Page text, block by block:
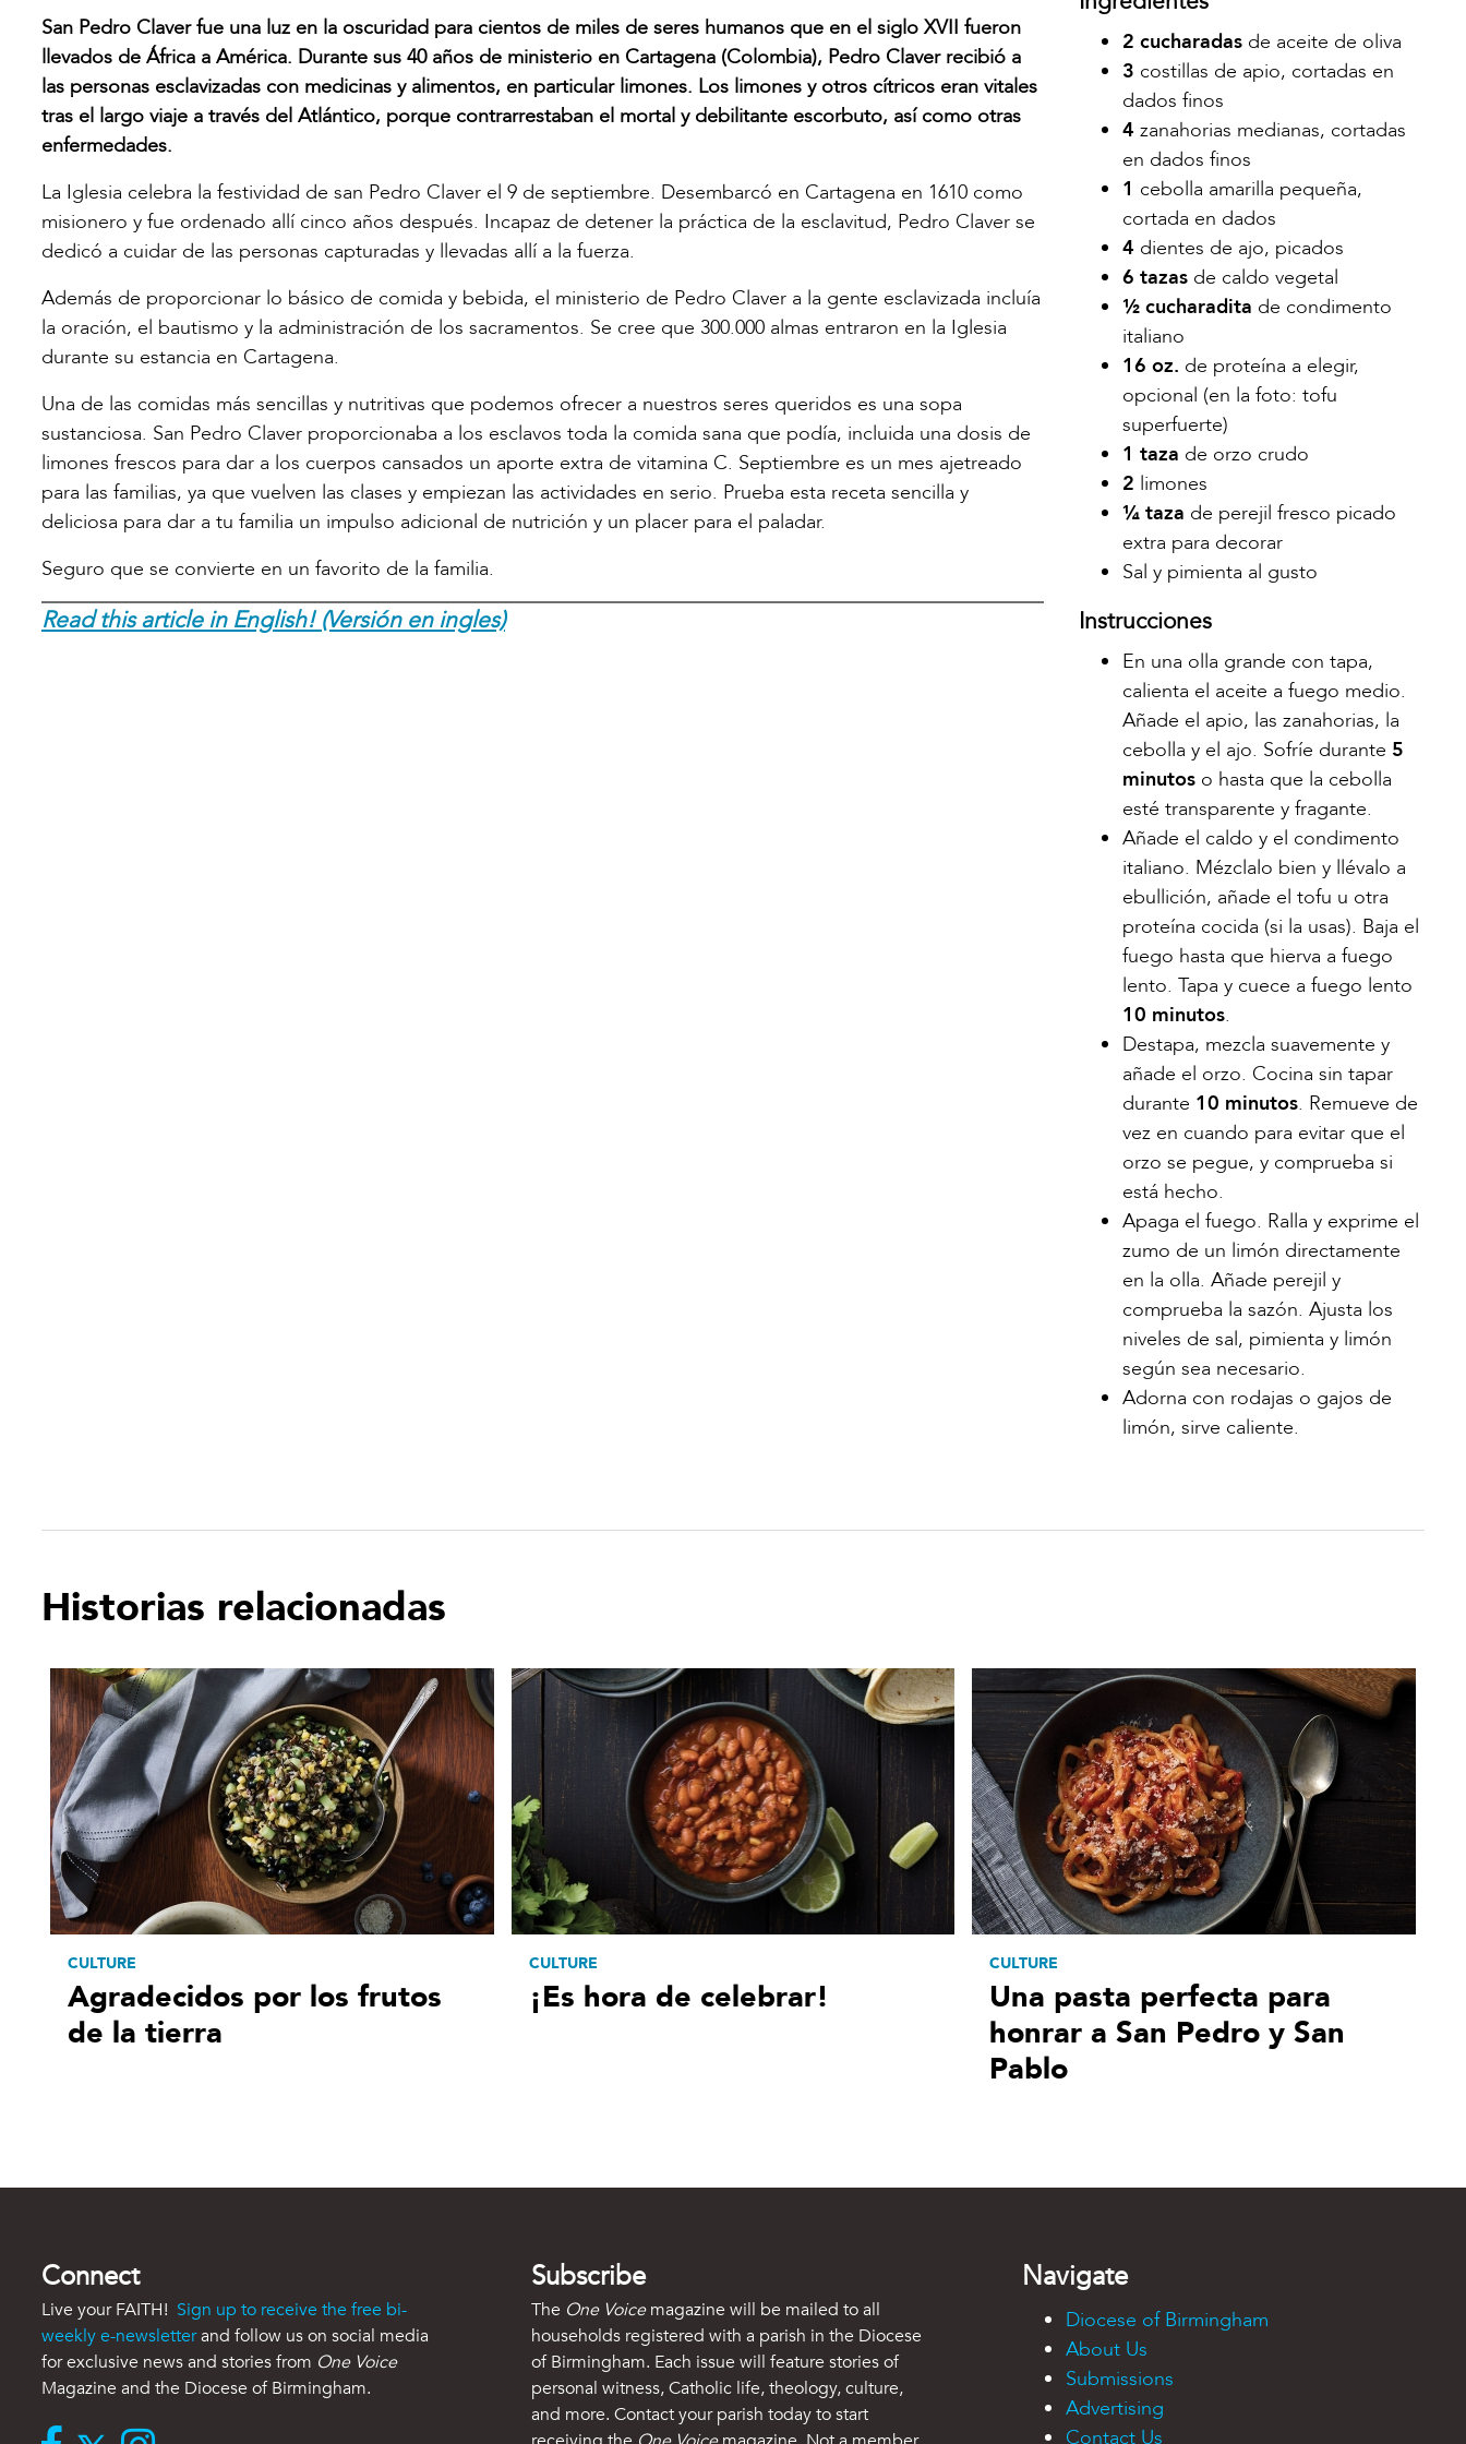
San Pedro Claver fue una luz en la oscuridad para cientos de miles de seres humanos que en el siglo XVII fueron
llevados de África a América. Durante sus 40 años de ministerio en Cartagena (Colombia), Pedro Claver recibió a
las personas esclavizadas con medicinas y alimentos, en particular limones. Los limones y otros cítricos eran vitales
tras el largo viaje a través del Atlántico, porque contrarrestaban el mortal y debilitante escorbuto, así como otras
enfermedades.
La Iglesia celebra la festividad de san Pedro Claver el 9 de septiembre. Desembarcó en Cartagena en 1610 como
misionero y fue ordenado allí cinco años después. Incapaz de detener la práctica de la esclavitud, Pedro Claver se
dedicó a cuidar de las personas capturadas y llevadas allí a la fuerza.
Además de proporcionar lo básico de comida y bebida, el ministerio de Pedro Claver a la gente esclavizada incluía
la oración, el bautismo y la administración de los sacramentos. Se cree que 300.000 almas entraron en la Iglesia
durante su estancia en Cartagena.
Una de las comidas más sencillas y nutritivas que podemos ofrecer a nuestros seres queridos es una sopa
sustanciosa. San Pedro Claver proporcionaba a los esclavos toda la comida sana que podía, incluida una dosis de
limones frescos para dar a los cuerpos cansados un aporte extra de vitamina C. Septiembre es un mes ajetreado
para las familias, ya que vuelven las clases y empiezan las actividades en serio. Prueba esta receta sencilla y
deliciosa para dar a tu familia un impulso adicional de nutrición y un placer para el paladar.
Seguro que se convierte en un favorito de la familia.
Read this article in English! (Versión en ingles)
2 cucharadas de aceite de oliva
3 costillas de apio, cortadas en
dados finos
4 zanahorias medianas, cortadas
en dados finos
1 cebolla amarilla pequeña,
cortada en dados
4 dientes de ajo, picados
6 tazas de caldo vegetal
½ cucharadita de condimento
italiano
16 oz. de proteína a elegir,
opcional (en la foto: tofu
superfuerte)
1 taza de orzo crudo
2 limones
¼ taza de perejil fresco picado
extra para decorar
Sal y pimienta al gusto
Instrucciones
En una olla grande con tapa,
calienta el aceite a fuego medio.
Añade el apio, las zanahorias, la
cebolla y el ajo. Sofríe durante 5
minutos o hasta que la cebolla
esté transparente y fragante.
Añade el caldo y el condimento
italiano. Mézclalo bien y llévalo a
ebullición, añade el tofu u otra
proteína cocida (si la usas). Baja el
fuego hasta que hierva a fuego
lento. Tapa y cuece a fuego lento
10 minutos.
Destapa, mezcla suavemente y
añade el orzo. Cocina sin tapar
durante 10 minutos. Remueve de
vez en cuando para evitar que el
orzo se pegue, y comprueba si
está hecho.
Apaga el fuego. Ralla y exprime el
zumo de un limón directamente
en la olla. Añade perejil y
comprueba la sazón. Ajusta los
niveles de sal, pimienta y limón
según sea necesario.
Adorna con rodajas o gajos de
limón, sirve caliente.
Historias relacionadas
CULTURE
Agradecidos por los frutos
de la tierra
CULTURE
¡Es hora de celebrar!
CULTURE
Una pasta perfecta para
honrar a San Pedro y San
Pablo
Connect
Live your FAITH! Sign up to receive the free bi-
weekly e-newsletterand follow us on social media
for exclusive news and stories from One Voice
Magazine and the Diocese of Birmingham.
Subscribe
The One Voicemagazine will be mailed to all
households registered with a parish in the Diocese
of Birmingham. Each issue will feature stories of
personal witness, Catholic life, theology, culture,
and more. Contact your parish today to start
Navigate
Diocese of Birmingham
About Us
Submissions
Advertising
Contact Us